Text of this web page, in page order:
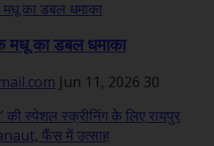
का डबल धमाका
Jun 11, 2026 30